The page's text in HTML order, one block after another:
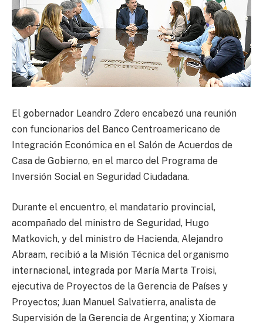
El gobernador Leandro Zdero encabezó una reunión
con funcionarios del Banco Centroamericano de
Integración Económica en el Salón de Acuerdos de
Casa de Gobierno, en el marco del Programa de
Inversión Social en Seguridad Ciudadana.
Durante el encuentro, el mandatario provincial,
acompañado del ministro de Seguridad, Hugo
Matkovich, y del ministro de Hacienda, Alejandro
Abraam, recibió a la Misión Técnica del organismo
internacional, integrada por María Marta Troisi,
ejecutiva de Proyectos de la Gerencia de Países y
Proyectos; Juan Manuel Salvatierra, analista de
Supervisión de la Gerencia de Argentina; y Xiomara